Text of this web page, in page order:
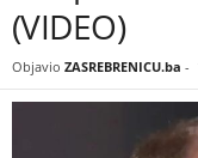
(VIDEO)
Objavio ZASREBRENICU.ba -